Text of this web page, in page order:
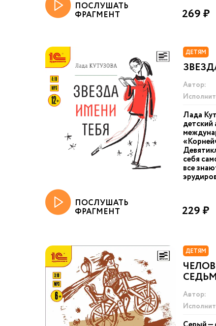
ПОСЛУШАТЬ
ФРАГМЕНТ 269 ₽
ДЕТЯМ
Автор:
Лада
детский
себя
все
ПОСЛУШАТЬ
ФРАГМЕНТ 229 ₽
ДЕТЯМ
Автор: